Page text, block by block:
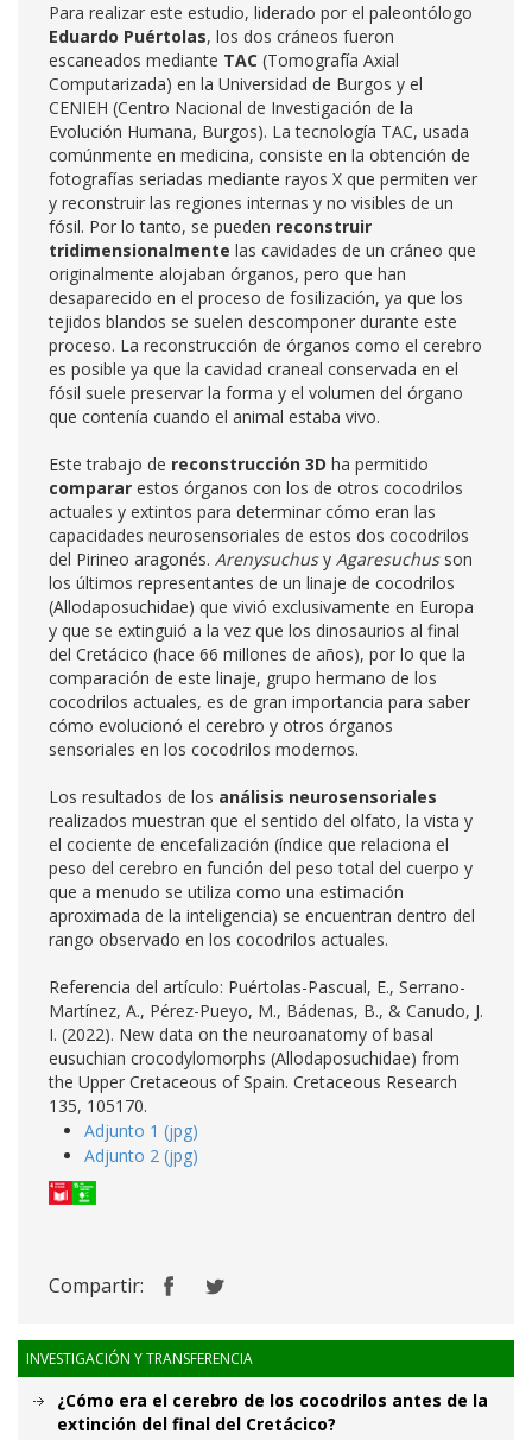
Para realizar este estudio, liderado por el paleontólogo
Eduardo Puértolas, los dos cráneos fueron
escaneados mediante TAC (Tomografía Axial
Computarizada) en la Universidad de Burgos y el
CENIEH (Centro Nacional de Investigación de la
Evolución Humana, Burgos). La tecnología TAC, usada
comúnmente en medicina, consiste en la obtención de
fotografías seriadas mediante rayos X que permiten ver
y reconstruir las regiones internas y no visibles de un
fósil. Por lo tanto, se pueden reconstruir
tridimensionalmente las cavidades de un cráneo que
originalmente alojaban órganos, pero que han
desaparecido en el proceso de fosilización, ya que los
tejidos blandos se suelen descomponer durante este
proceso. La reconstrucción de órganos como el cerebro
es posible ya que la cavidad craneal conservada en el
fósil suele preservar la forma y el volumen del órgano
que contenía cuando el animal estaba vivo.
Este trabajo de reconstrucción 3D ha permitido
comparar estos órganos con los de otros cocodrilos
actuales y extintos para determinar cómo eran las
capacidades neurosensoriales de estos dos cocodrilos
del Pirineo aragonés. Arenysuchusy Agaresuchusson
los últimos representantes de un linaje de cocodrilos
(Allodaposuchidae) que vivió exclusivamente en Europa
y que se extinguió a la vez que los dinosaurios al final
del Cretácico (hace 66 millones de años), por lo que la
comparación de este linaje, grupo hermano de los
cocodrilos actuales, es de gran importancia para saber
cómo evolucionó el cerebro y otros órganos
sensoriales en los cocodrilos modernos.
Los resultados de los análisis neurosensoriales
realizados muestran que el sentido del olfato, la vista y
el cociente de encefalización (índice que relaciona el
peso del cerebro en función del peso total del cuerpo y
que a menudo se utiliza como una estimación
aproximada de la inteligencia) se encuentran dentro del
rango observado en los cocodrilos actuales.
Referencia del artículo: Puértolas-Pascual, E., Serrano-
Martínez, A., Pérez-Pueyo, M., Bádenas, B., & Canudo, J.
I. (2022). New data on the neuroanatomy of basal
eusuchian crocodylomorphs (Allodaposuchidae) from
the Upper Cretaceous of Spain. Cretaceous Research
135, 105170.
Adjunto 1 (jpg)
Adjunto 2 (jpg)
Compartir:
INVESTIGACIÓN Y TRANSFERENCIA
¿Cómo era el cerebro de los cocodrilos antes de la
extinción del final del Cretácico?